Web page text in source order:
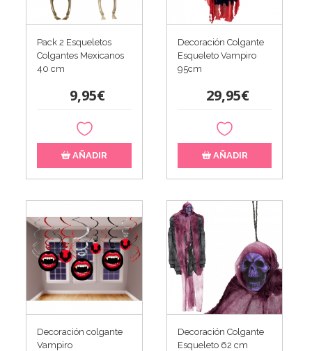
Pack 2 Esqueletos
Colgantes Mexicanos
40 cm
9,95€
AÑADIR
Decoración Colgante
Esqueleto Vampiro
95cm
29,95€
AÑADIR
Decoración colgante
Vampiro
Decoración Colgante
Esqueleto 62 cm